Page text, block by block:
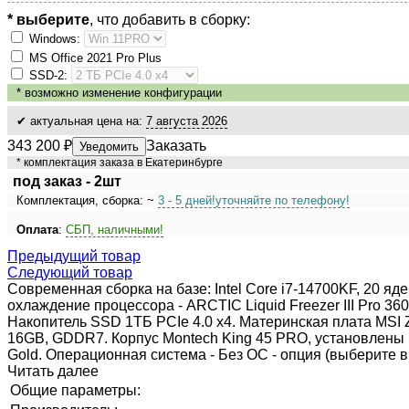
* выберите, что добавить в сборку:
Windows:
MS Оffiсе 2021 Рrо Рlus
SSD-2:
* возможно изменение конфигурации
✔ актуальная цена на: 7 августа 2026
343 200 ₽ Уведомить Заказать
* комплектация заказа в Екатеринбурге
под заказ - 2шт
Комплектация, сборка: ~ 3 - 5 дней!уточняйте по телефону!
Оплата: СБП, наличными!
Предыдущий товар
Следующий товар
Современная сборка на базе: Intel Core i7-14700KF, 20
охлаждение процессора - ARCTIC Liquid Freezer III Pro
Накопитель SSD 1ТБ PCIe 4.0 x4. Материнская плата
16GB, GDDR7. Корпус Montech King 45 PRO,
Gold. Операционная система - Без ОС - опция (выберите в
Читать далее
Общие параметры: